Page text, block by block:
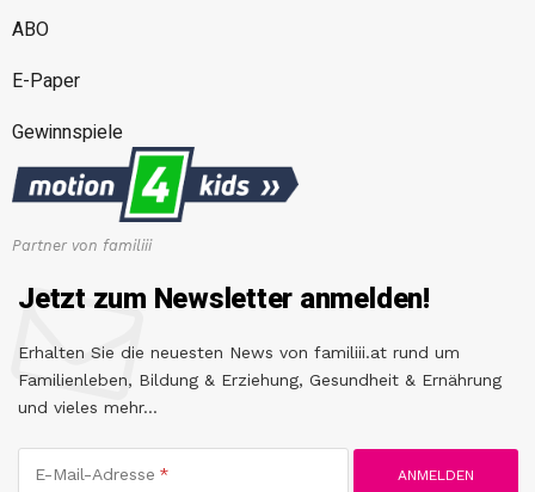
ABO
E-Paper
Gewinnspiele
Partner von familiii
Jetzt zum Newsletter anmelden!
Erhalten Sie die neuesten News von familiii.at rund um
Familienleben, Bildung & Erziehung, Gesundheit & Ernährung
und vieles mehr...
E-Mail-Adresse